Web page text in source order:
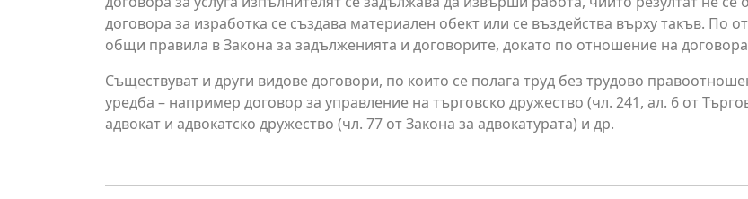
договора за изработка се създава материален обект или се въздейства върху такъв. По
общи правила в Закона за задълженията и договорите, докато по отношение на
Съществуват и други видове договори, по които се полага труд без трудово
уредба – например договор за управление на търговско дружество (чл. 241, ал. 6 от
адвокат и адвокатско дружество (чл. 77 от Закона за адвокатурата) и др.